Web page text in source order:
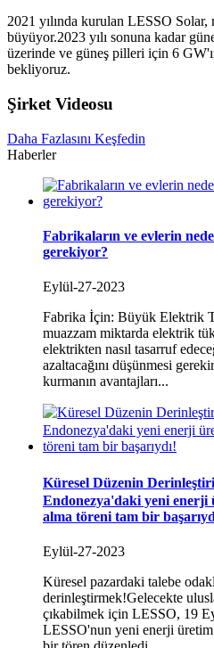
2021 yılında kurulan LESSO Solar,
büyüyor.2023 yılı sonuna kadar
üzerinde ve güneş pilleri için 6
bekliyoruz.
Şirket Videosu
Daha Fazlasını Keşfedin
Haberler
Fabrikaların ve evlerin
gerekiyor?
Eylül-27-2023
Fabrika İçin: Büyük Elektrik
muazzam miktarda elektrik
elektrikten nasıl tasarruf
azaltacağını düşünmesi
kurmanın avantajları...
Küresel Düzenin
Endonezya'daki yeni enerji
alma töreni tam bir
Eylül-27-2023
Küresel pazardaki talebe
derinleştirmek!Gelecekte
çıkabilmek için LESSO, 19
LESSO'nun yeni enerji